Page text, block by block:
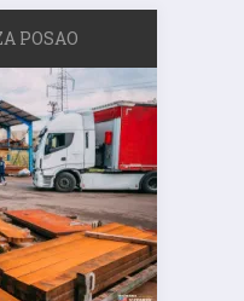
POSAO